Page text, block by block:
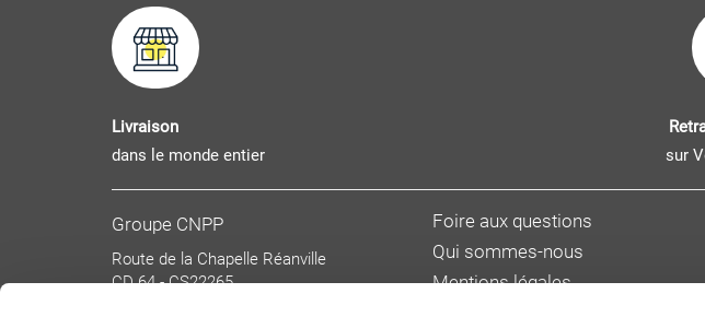
Livraison
dans le monde entier
sur
Groupe CNPP
Route de la Chapelle Réanville
CD 64 - CS22265
Foire aux questions
Qui sommes-nous
Mentions légales